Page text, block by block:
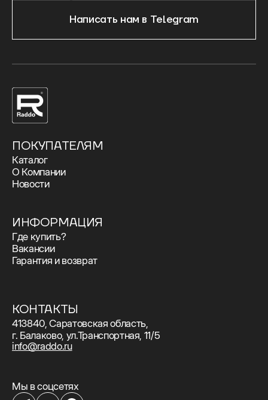
Написать нам в Telegram
Мы в соцсетях
ПОКУПАТЕЛЯМ
Каталог
О Компании
Новости
ИНФОРМАЦИЯ
Где купить?
Вакансии
Гарантия и возврат
КОНТАКТЫ
413840, Саратовская область,
г. Балаково, ул.Транспортная, 11/5
info@raddo.ru